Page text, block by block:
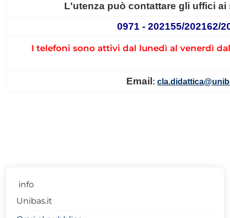
L'utenza può contattare gli uffici
0971 - 202155/202162/
I telefoni sono attivi dal lunedì al venerdì
Email :
info
Unibas.it